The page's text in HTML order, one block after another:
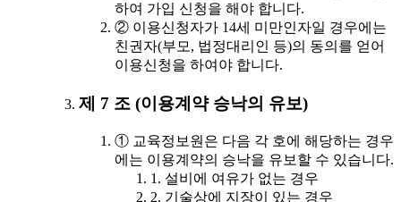
하여 가입 신청을 해야 합니다.
② 이용신청자가 14세 미만인자일 경우에는
친권자(부모, 법정대리인 등)의 동의를 얻어
이용신청을 하여야 합니다.
제 7 조 (이용계약 승낙의 유보)
① 교육정보원은 다음 각 호에 해당하는 경우
에는 이용계약의 승낙을 유보할 수 있습니다.
1. 설비에 여유가 없는 경우
2. 기술상에 지장이 있는 경우